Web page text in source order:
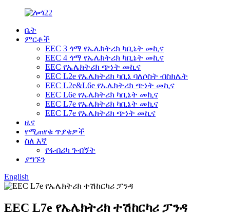
ቤት
ምርቶች
EEC 3 ጎማ የኤሌክትሪክ ካቢኔት መኪና
EEC 4 ጎማ የኤሌክትሪክ ካቢኔት መኪና
EEC የኤሌክትሪክ ጭነት መኪና
EEC L2e የኤሌክትሪክ ካቢኔ ባለሶስት ብስክሌት
EEC L2e&L6e የኤሌክትሪክ ጭነት መኪና
EEC L6e የኤሌክትሪክ ካቢኔት መኪና
EEC L7e የኤሌክትሪክ ካቢኔት መኪና
EEC L7e የኤሌክትሪክ ጭነት መኪና
ዜና
የሚጠየቁ ጥያቄዎች
ስለ እኛ
የፋብሪካ ጉብኝት
ያግኙን
English
EEC L7e የኤሌክትሪክ ተሽከርካሪ ፓንዳ